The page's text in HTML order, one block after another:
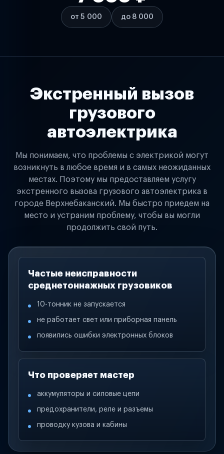
от 5 000 до 8 000
Экстренный вызов
грузового
автоэлектрика
Мы понимаем, что проблемы с электрикой могут
возникнуть в любое время и в самых неожиданных
местах. Поэтому мы предоставляем услугу
экстренного вызова грузового автоэлектрика в
городе Верхнебаканский. Мы быстро приедем на
место и устраним проблему, чтобы вы могли
продолжить свой путь.
Частые неисправности
среднетоннажных грузовиков
10-тонник не запускается
не работает свет или приборная панель
появились ошибки электронных блоков
Что проверяет мастер
аккумуляторы и силовые цепи
предохранители, реле и разъемы
проводку кузова и кабины